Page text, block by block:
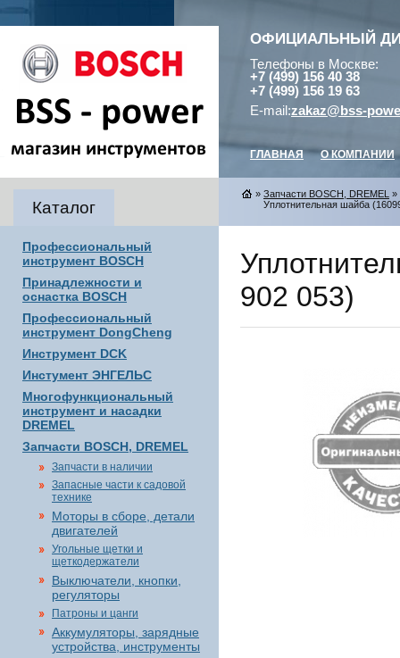
ОФИЦИАЛЬНЫЙ
Телефоны в Москве:
+7 (499) 156 40 38
+7 (499) 156 19 63
E-mail:zakaz@bss-
ГЛАВНАЯ О КОМПАНИИ
Каталог
Профессиональный
инструмент BOSCH
Принадлежности и
оснастка BOSCH
Профессиональный
инструмент DongCheng
Инструмент DCK
Инстумент ЭНГЕЛЬС
Многофункциональный
инструмент и насадки
DREMEL
Запчасти BOSCH, DREMEL
Запчасти в наличии
Запасные части к садовой
технике
Моторы в сборе, детали
двигателей
Угольные щетки и
щеткодержатели
Выключатели, кнопки,
регуляторы
Патроны и цанги
Аккумуляторы, зарядные
устройства, инструменты
» Запчасти BOSCH, DREMEL »
Уплотнительная шайба
902 053)